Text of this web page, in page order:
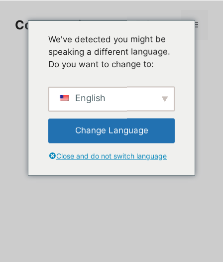
contenuComment jouer sur PC Menu
We've detected you might be
speaking a different language.
Do you want to change to:
English
Change Language
Close and do not switch language